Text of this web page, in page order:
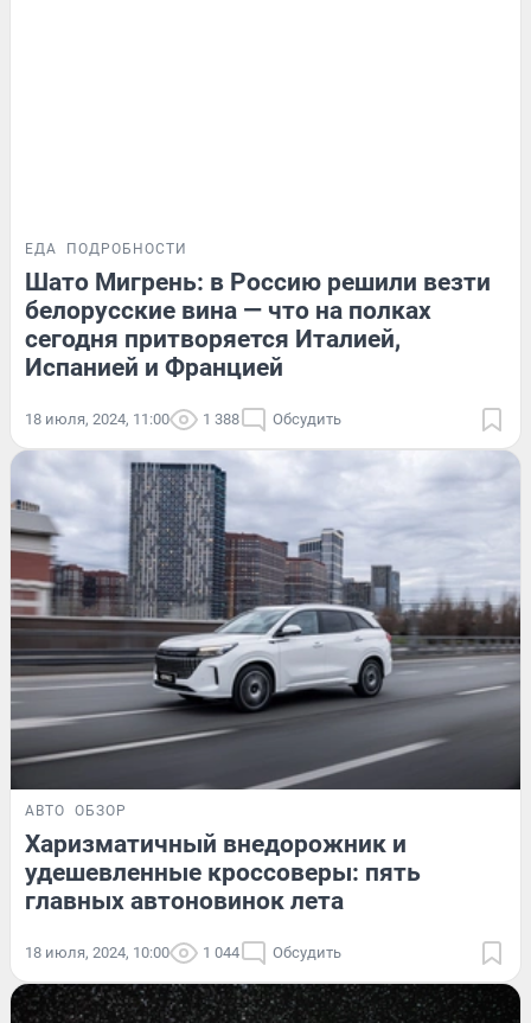
ЕДА ПОДРОБНОСТИ
Шато Мигрень: в Россию решили везти
белорусские вина — что на полках
сегодня притворяется Италией,
Испанией и Францией
18 июля, 2024, 11:00 1 388 Обсудить
АВТО ОБЗОР
Харизматичный внедорожник и
удешевленные кроссоверы: пять
главных автоновинок лета
18 июля, 2024, 10:00 1 044 Обсудить